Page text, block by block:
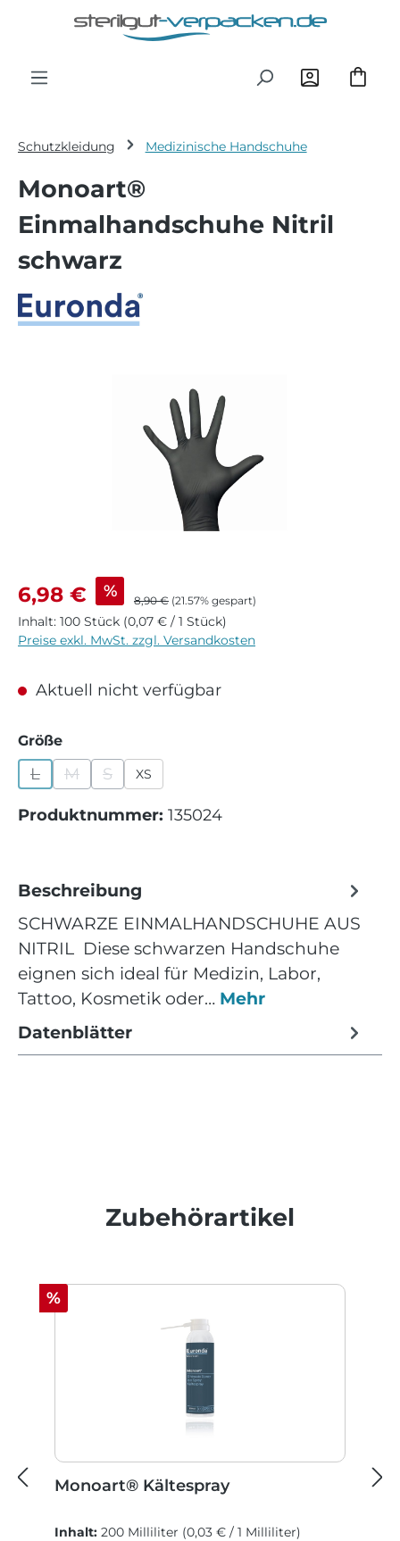
Zum Hauptinhalt springen
Schutzkleidung Medizinische Handschuhe
Monoart®
Einmalhandschuhe Nitril
schwarz
Verkaufspreis:
6,98 € % Regulärer Preis:
8,90 € (21.57% gespart)
Inhalt: 100 Stück (0,07 € / 1 Stück)
Preise exkl. MwSt. zzgl. Versandkosten
Aktuell nicht verfügbar
Größeauswählen
L
(Diese Option ist zurzeit nicht verfügbar.)
M
(Diese Option ist zurzeit nicht verfügbar.)
S
(Diese Option ist zurzeit nicht verfügbar.)
XS
Produktnummer: 135024
Beschreibung
SCHWARZE EINMALHANDSCHUHE AUS
NITRIL Diese schwarzen Handschuhe
eignen sich ideal für Medizin, Labor,
Tattoo, Kosmetik oder… Mehr
Datenblätter
Produktgalerie überspringen
Zubehörartikel
Rabatt
%
Monoart® Kältespray
Inhalt: 200 Milliliter (0,03 € / 1 Milliliter)